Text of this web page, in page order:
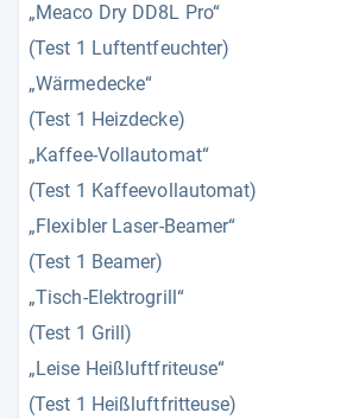
„Meaco Dry DD8L Pro“
(Test 1 Luftentfeuchter)
„Wärmedecke“
(Test 1 Heizdecke)
„Kaffee-Vollautomat“
(Test 1 Kaffeevollautomat)
„Flexibler Laser-Beamer“
(Test 1 Beamer)
„Tisch-Elektrogrill“
(Test 1 Grill)
„Leise Heißluftfriteuse“
(Test 1 Heißluftfritteuse)